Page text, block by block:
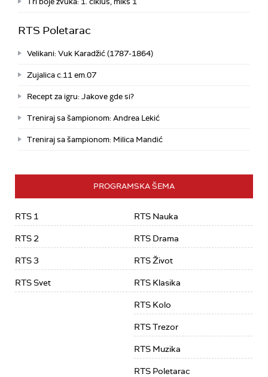
RTS Poletarac
Velikani: Vuk Karadžić (1787-1864)
Zujalica c.11 em.07
Recept za igru: Jakove gde si?
Treniraj sa šampionom: Andrea Lekić
Treniraj sa šampionom: Milica Mandić
PROGRAMSKA ŠEMA
RTS 1
RTS 2
RTS 3
RTS Svet
RTS Nauka
RTS Drama
RTS Život
RTS Klasika
RTS Kolo
RTS Trezor
RTS Muzika
RTS Poletarac